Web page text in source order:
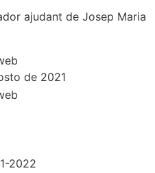
ajudant de Josep Maria
de 2021
2022